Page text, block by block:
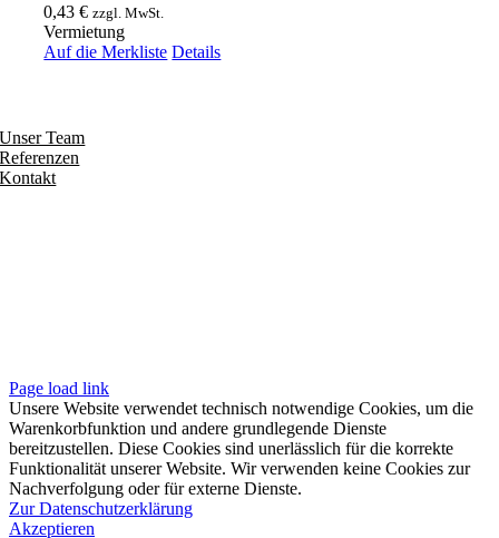
0,43€ zzgl. MwSt.
Vermietung
Auf die Merkliste Details
Unser Team
Referenzen
Kontakt
Page load link
Unsere Website verwendet technisch notwendige Cookies, um die
Warenkorbfunktion und andere grundlegende Dienste
bereitzustellen. Diese Cookies sind unerlässlich für die korrekte
Funktionalität unserer Website. Wir verwenden keine Cookies zur
Nachverfolgung oder für externe Dienste.
Zur Datenschutzerklärung
Akzeptieren